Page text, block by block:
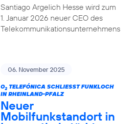
Santiago Argelich Hesse wird zum
1. Januar 2026 neuer CEO des
Telekommunikationsunternehmens
06. November 2025
O2TELEFÓNICA SCHLIESST FUNKLOCH I
N RHEINLAND-PFALZ
Neuer
Mobilfunkstandort in